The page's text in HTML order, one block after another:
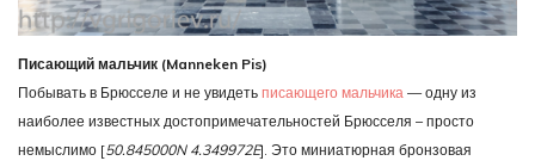
Писающий мальчик (Manneken Pis)
Побывать в Брюсселе и не увидеть писающего мальчика — одну из
наиболее известных достопримечательностей Брюсселя – просто
немыслимо [50.845000N 4.349972E]. Это миниатюрная бронзовая